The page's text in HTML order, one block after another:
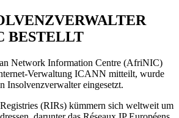
BESTELLT
Network Information Centre (AfriNIC)
Verwaltung ICANN mitteilt, wurde
Insolvenzverwalter eingesetzt.
(RIRs) kümmern sich weltweit um